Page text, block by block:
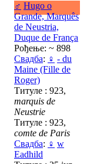
♂ Hugo o
Grande, Marquês
de Neustria,
Duque de França
Рођење: ~ 898
Свадба: ♀ - du
Maine (Fille de
Roger)
Титуле : 923,
marquis de
Neustrie
Титуле : 923,
comte de Paris
Свадба: ♀ w
Eadhild